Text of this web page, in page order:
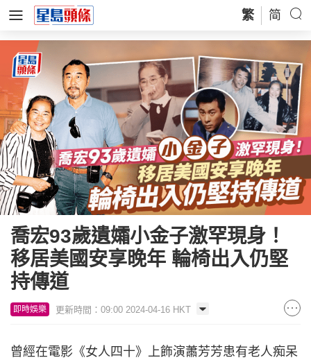
繁 简
喬宏93歲遺孀小金子激罕現身！
移居美國安享晚年 輪椅出入仍堅
持傳道
即時娛樂 更新時間：09:00 2024-04-16 HKT
曾經在電影《女人四十》上飾演蕭芳芳患有老人痴呆